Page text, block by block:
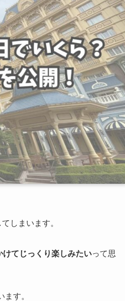
しまいます。
てじっくり楽しみたいって思
ます。